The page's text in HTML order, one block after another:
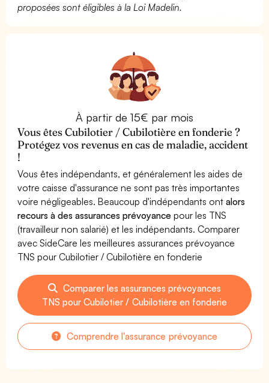
proposées sont éligibles à la Loi Madelin.
À partir de 15€ par mois
Vous êtes Cubilotier / Cubilotière en fonderie ?
Protégez vos revenus en cas de maladie, accident
!
Vous êtes indépendants, et généralement les aides de
votre caisse d'assurance ne sont pas très importantes
voire négligeables. Beaucoup d'indépendants ontalors
recours à des assurances prévoyance pour les TNS
(travailleur non salarié) et les indépendants. Comparer
avec SideCare les meilleures assurances prévoyance
TNS pour Cubilotier / Cubilotière en fonderie
Comparer les assurances prévoyances
TNS pour Cubilotier / Cubilotière en fonderie
Comprendre l'assurance prévoyance